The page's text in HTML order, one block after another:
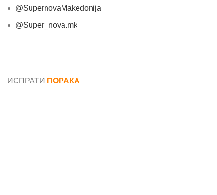
@SupernovaMakedonija
@Super_nova.mk
ИСПРАТИ ПОРАКА